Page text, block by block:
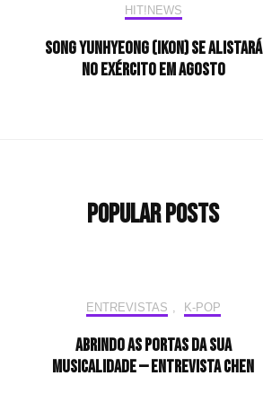
HIT!NEWS
Song Yunhyeong (iKON) se alistará
no exército em agosto
Popular Posts
ENTREVISTAS K-POP
Abrindo as portas da sua
musicalidade — Entrevista CHEN